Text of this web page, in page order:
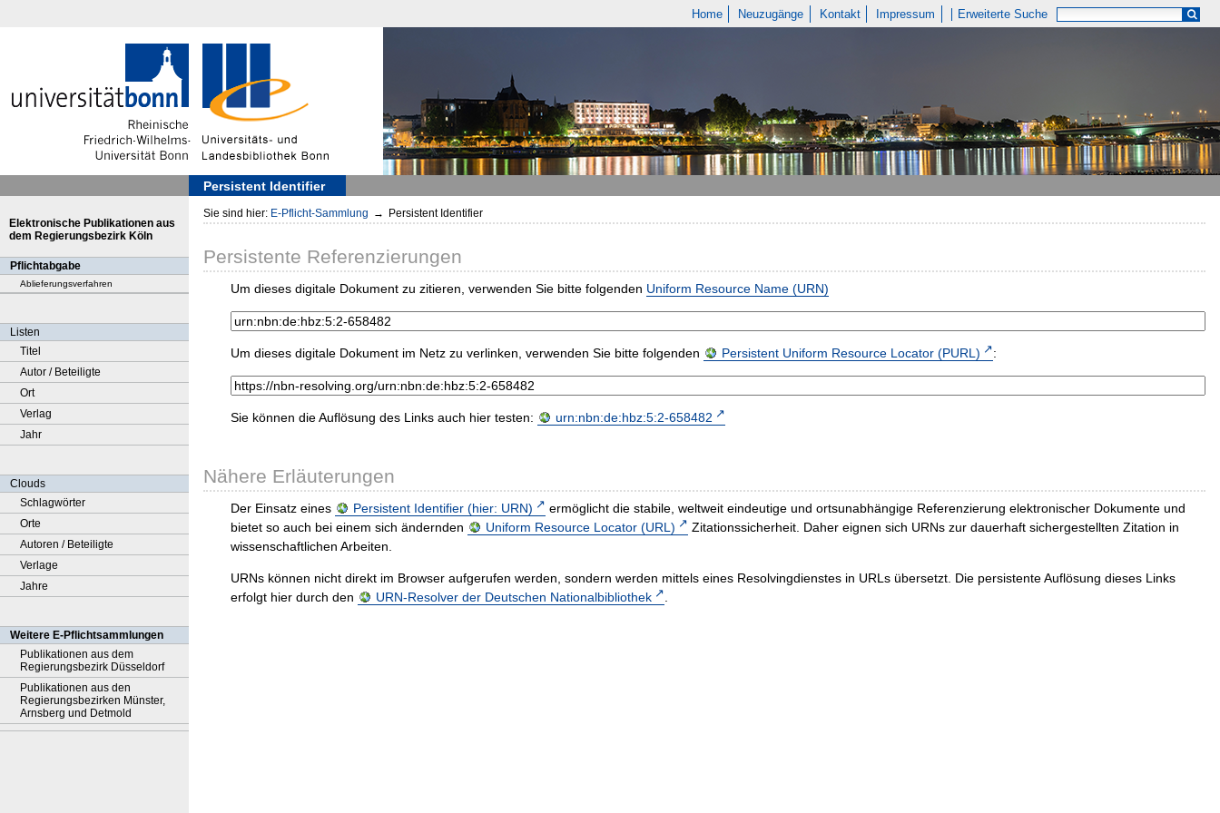
Home Neuzugänge Kontakt Impressum Erweiterte Suche
Persistent Identifier
Elektronische Publikationen aus
dem Regierungsbezirk Köln
Pflichtabgabe
Ablieferungsverfahren
Listen
Titel
Autor / Beteiligte
Ort
Verlag
Jahr
Clouds
Schlagwörter
Orte
Autoren / Beteiligte
Verlage
Jahre
Weitere E-Pflichtsammlungen
Publikationen aus dem
Regierungsbezirk Düsseldorf
Publikationen aus den
Regierungsbezirken Münster,
Arnsberg und Detmold
Sie sind hier: E-Pflicht-Sammlung → Persistent Identifier
Persistente Referenzierungen
Um dieses digitale Dokument zu zitieren, verwenden Sie bitte folgenden Uniform Resource Name (URN)
Um dieses digitale Dokument im Netz zu verlinken, verwenden Sie bitte folgenden Persistent Uniform Resource Locator (PURL) :
Sie können die Auflösung des Links auch hier testen: urn:nbn:de:hbz:5:2-658482
Nähere Erläuterungen
Der Einsatz eines Persistent Identifier (hier: URN)
ermöglicht die stabile, weltweit eindeutige und ortsunabhängige Referenzierung elektronischer Dokumente und
bietet so auch bei einem sich ändernden
Uniform Resource Locator (URL)
Zitationssicherheit. Daher eignen sich URNs zur dauerhaft sichergestellten Zitation in
wissenschaftlichen Arbeiten.
URNs können nicht direkt im Browser aufgerufen werden, sondern werden mittels eines Resolvingdienstes in URLs übersetzt. Die persistente Auflösung dieses Links
erfolgt hier durch den
URN-Resolver der Deutschen Nationalbibliothek .